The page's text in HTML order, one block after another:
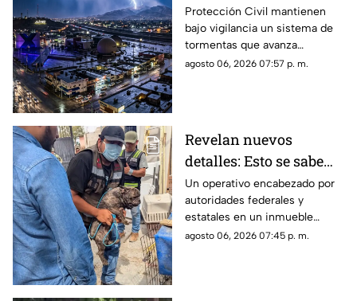
tormenta que se acerca
a Ciudad Juárez y El
Paso: piden extremar
precauciones
Protección Civil mantienen
bajo vigilancia un sistema de
tormentas que avanza
lentamente hacia el suroeste y
agosto 06, 2026 07:57 p. m.
Revelan nuevos
detalles: Esto se sabe
sobre el hallazgo de un
lagarto y un tigre de
bengala en un
autolavado de Juárez
Un operativo encabezado por
autoridades federales y
estatales en un inmueble
habilitado como autolavado en
agosto 06, 2026 07:45 p. m.